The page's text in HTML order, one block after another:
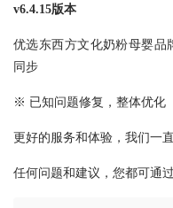
v6.4.15版本
优选东西方文化奶粉母婴品
同步
※ 已知问题修复，整体优化
更好的服务和体验，我们一
任何问题和建议，您都可通